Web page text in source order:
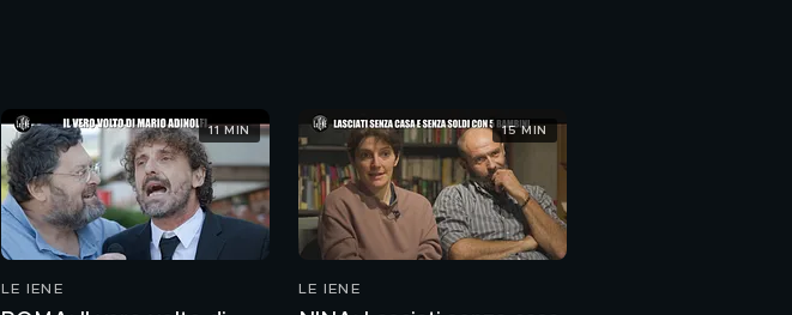
MARTINELLI:
Adolescente abusata
dal branco del paese
REI: Un'altra suora
denuncia abusi del
LE IENE
11 MIN
LE IENE
15 MIN